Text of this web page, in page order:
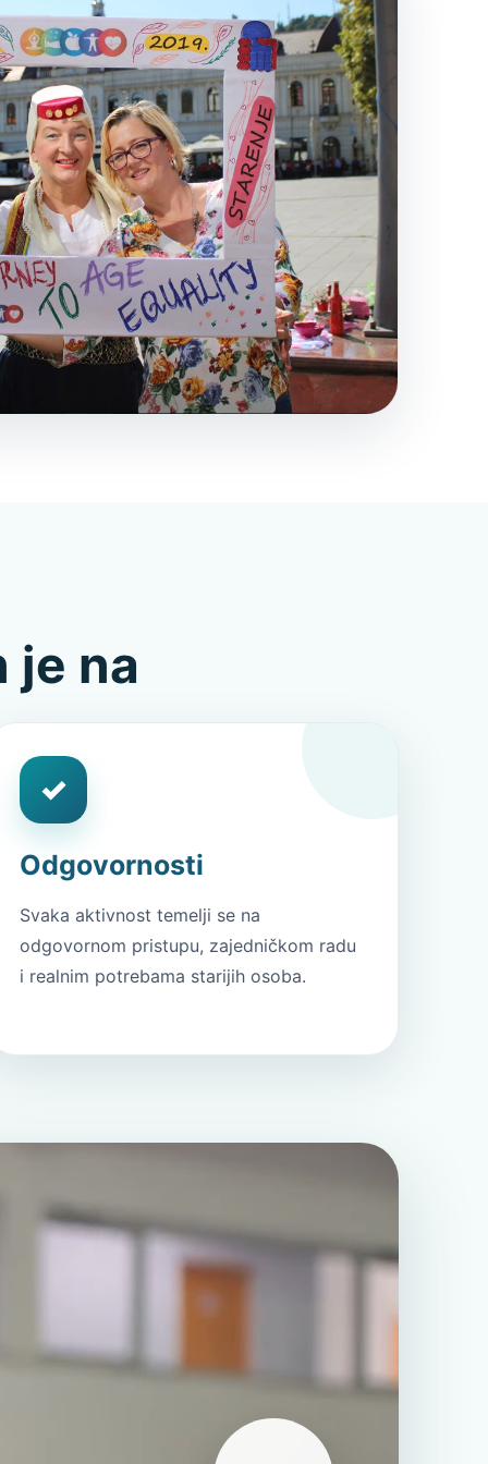
je na
✓
Odgovornosti
Svaka aktivnost temelji se na
odgovornom pristupu, zajedničkom radu
i realnim potrebama starijih osoba.